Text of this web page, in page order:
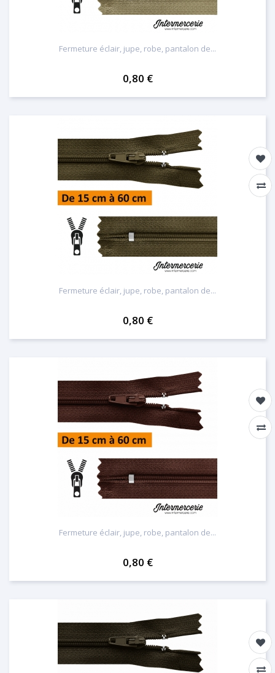
Fermeture éclair, jupe, robe, pantalon de...
0,80 €
Fermeture éclair, jupe, robe, pantalon de...
0,80 €
Fermeture éclair, jupe, robe, pantalon de...
0,80 €